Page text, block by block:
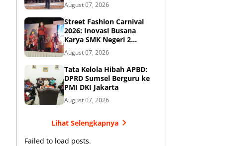
August 07, 2026
Street Fashion Carnival
2026: Inovasi Busana
Karya SMK Negeri 2
Ponorogo
August 07, 2026
Tata Kelola Hibah APBD:
DPRD Sumsel Berguru ke
PMI DKI Jakarta
August 07, 2026
Lihat Selengkapnya
Failed to load posts.